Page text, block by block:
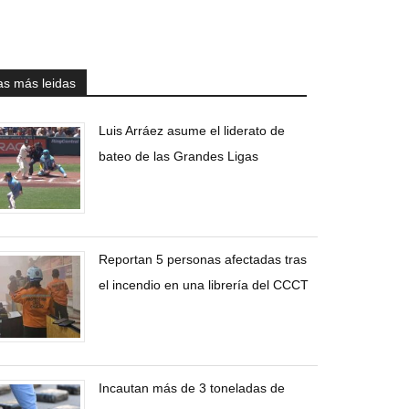
más leidas
Luis Arráez asume el liderato de
bateo de las Grandes Ligas
Reportan 5 personas afectadas tras
el incendio en una librería del CCCT
Incautan más de 3 toneladas de